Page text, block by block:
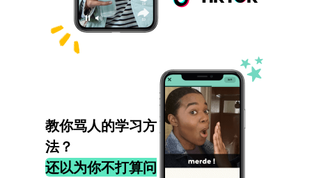
教你骂人的学习方
法？
还以为你不打算问